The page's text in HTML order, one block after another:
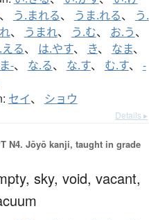
、 う.まれる、 うま.れる、
う.
、 うまれ、 う.む、 お.う、
る、 は.やす、 き、 なま、
-、 な.る、 な.す、 む.す、 -
セイ、 ショウ
Details ▸
N4. Jōyō kanji, taught in grade
sky, void, vacant,